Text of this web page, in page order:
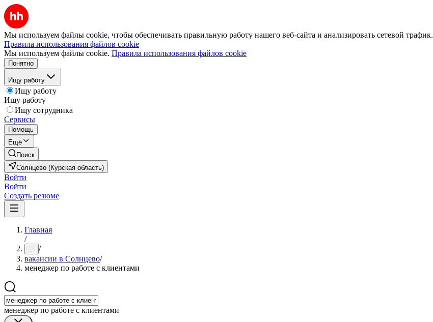
Мы используем файлы cookie, чтобы обеспечивать правильную работу нашего веб-сайта и анализировать сетевой трафик.
Правила использования файлов cookie
Мы используем файлы cookie. Правила использования файлов cookie
Понятно
Ищу работу
Ищу работу
Ищу работу
Ищу сотрудника
Сервисы
Помощь
Ещё
Поиск
Солнцево (Курская область)
Войти
Войти
Создать резюме
Главная
/
... /
вакансии в Солнцево/
менеджер по работе с клиентами
менеджер по работе с клиентами